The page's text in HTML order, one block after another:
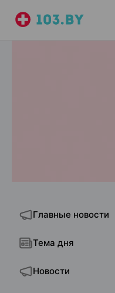
Главные новости
Тема дня
Новости